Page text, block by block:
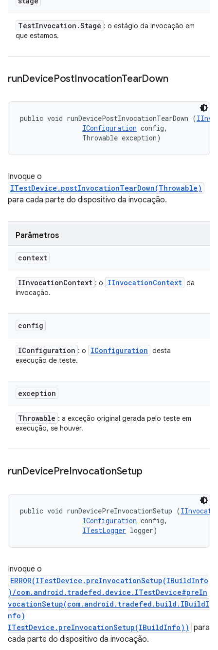
TestInvocation .Stage : o estágio da invocação em
que estamos.
runDevicePostInvocationTearDown
public void runDevicePostInvocationTearDown (
IConfiguration config,
                Throwable exception)
Invoque o
ITestDevice.postInvocationTearDown(Throwable)
para cada parte do dispositivo da invocação.
Parâmetros
context
IInvocationContext : o IInvocationContext da
invocação.
config
IConfiguration : o IConfiguration desta
execução de teste.
exception
Throwable : a exceção original gerada pelo teste em
execução, se houver.
runDevicePreInvocationSetup
public void runDevicePreInvocationSetup (
IConfiguration config,
ITestLogger logger)
Invoque o
ERROR(ITestDevice.preInvocationSetup(IBuildInfo
)/com.android.tradefed.device.ITestDevice#preIn
vocationSetup(com.android.tradefed.build.IBuildI
nfo)
ITestDevice.preInvocationSetup(IBuildInfo)) para
cada parte do dispositivo da invocação.